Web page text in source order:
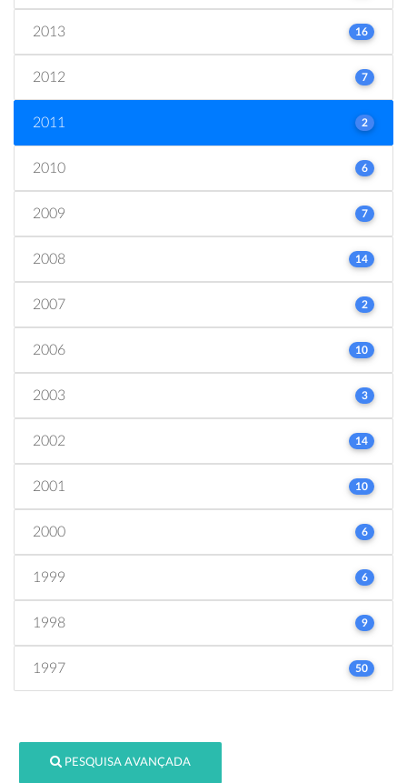
2013 16
2012 7
2011 2
2010 6
2009 7
2008 14
2007 2
2006 10
2003 3
2002 14
2001 10
2000 6
1999 6
1998 9
1997 50
PESQUISA AVANÇADA